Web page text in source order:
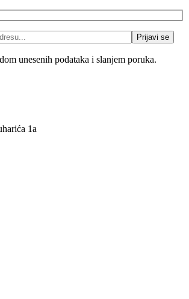
unesenih podataka i slanjem poruka.
1a